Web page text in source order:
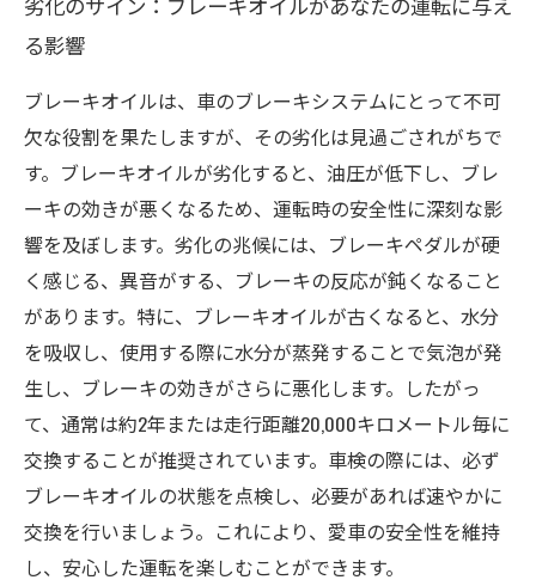
る影響
ブレーキオイルは、車のブレーキシステムにとって不可
欠な役割を果たしますが、その劣化は見過ごされがちで
す。ブレーキオイルが劣化すると、油圧が低下し、ブレ
ーキの効きが悪くなるため、運転時の安全性に深刻な影
響を及ぼします。劣化の兆候には、ブレーキペダルが硬
く感じる、異音がする、ブレーキの反応が鈍くなること
があります。特に、ブレーキオイルが古くなると、水分
を吸収し、使用する際に水分が蒸発することで気泡が発
生し、ブレーキの効きがさらに悪化します。したがっ
て、通常は約2年または走行距離20,000キロメートル毎に
交換することが推奨されています。車検の際には、必ず
ブレーキオイルの状態を点検し、必要があれば速やかに
交換を行いましょう。これにより、愛車の安全性を維持
し、安心した運転を楽しむことができます。